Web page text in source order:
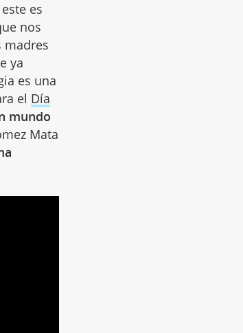
es
nos
madres
ya
es una
el Día
mundo
Mata